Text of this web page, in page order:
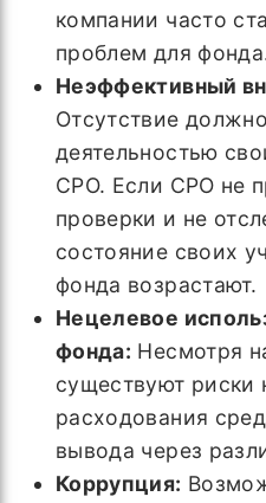
компании часто
проблем для
Неэффективный
Отсутствие
деятельностью
СРО. Если СРО не
проверки и не
состояние своих
фонда возрастают.
Нецелевое
фонда: Несмотря
существуют риски
расходования
вывода через
Коррупция: